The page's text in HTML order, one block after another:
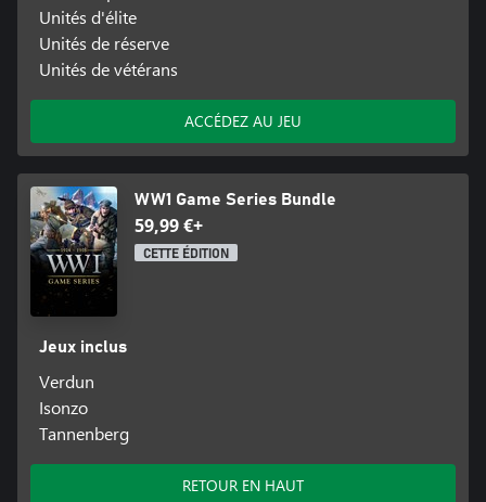
Unités d'élite
Unités de réserve
Unités de vétérans
ACCÉDEZ AU JEU
WW1 Game Series Bundle
59,99 €+
CETTE ÉDITION
Jeux inclus
Verdun
Isonzo
Tannenberg
RETOUR EN HAUT